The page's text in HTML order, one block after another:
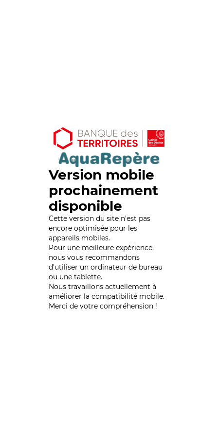
Version mobile
prochainement
disponible
Cette version du site n’est pas
encore optimisée pour les
appareils mobiles.
Pour une meilleure expérience,
nous vous recommandons
d'utiliser un ordinateur de bureau
ou une tablette.
Nous travaillons actuellement à
améliorer la compatibilité mobile.
Merci de votre compréhension !